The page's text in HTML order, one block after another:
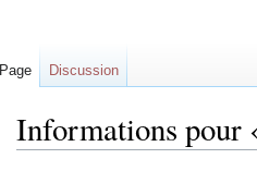
Informations pour
Page Discussion